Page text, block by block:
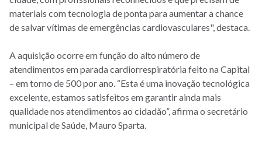
materiais com tecnologia de ponta para aumentar a chance
de salvar vítimas de emergências cardiovasculares", destaca.
A aquisição ocorre em função do alto número de
atendimentos em parada cardiorrespiratória feito na Capital
– em torno de 500 por ano. “Esta é uma inovação tecnológica
excelente, estamos satisfeitos em garantir ainda mais
qualidade nos atendimentos ao cidadão”, afirma o secretário
municipal de Saúde, Mauro Sparta.